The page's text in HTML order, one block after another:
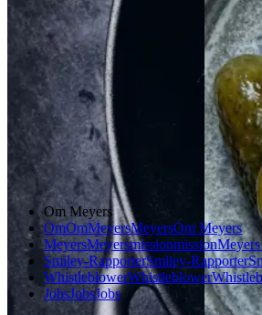
Gem opskrift
Dansk mad
Vintermad
Aftensmad
Gem
Frokost
Om Meyers
OmOmMeyersMeyersOm Meyers
MeyersMeyersmissionmission
Smiley-RapporterSmiley-Rapporter
WhistleblowerWhistleblower
JobsJobsJobs